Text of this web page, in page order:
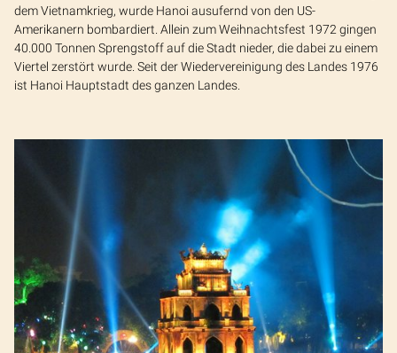
dem Vietnamkrieg, wurde Hanoi ausufernd von den US-
Amerikanern bombardiert. Allein zum Weihnachtsfest 1972 gingen
40.000 Tonnen Sprengstoff auf die Stadt nieder, die dabei zu einem
Viertel zerstört wurde. Seit der Wiedervereinigung des Landes 1976
ist Hanoi Hauptstadt des ganzen Landes.